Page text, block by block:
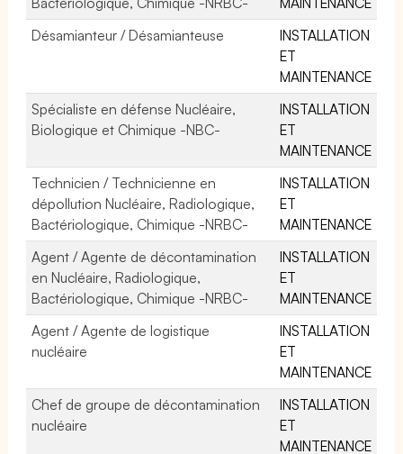
Désamianteur / Désamianteuse
INSTALLATION
ET
MAINTENANCE
Spécialiste en défense Nucléaire,
Biologique et Chimique -NBC-
INSTALLATION
ET
MAINTENANCE
Technicien / Technicienne en
dépollution Nucléaire, Radiologique,
Bactériologique, Chimique -NRBC-
INSTALLATION
ET
MAINTENANCE
Agent / Agente de décontamination
en Nucléaire, Radiologique,
Bactériologique, Chimique -NRBC-
INSTALLATION
ET
MAINTENANCE
Agent / Agente de logistique
nucléaire
INSTALLATION
ET
MAINTENANCE
Chef de groupe de décontamination
nucléaire
INSTALLATION
ET
MAINTENANCE